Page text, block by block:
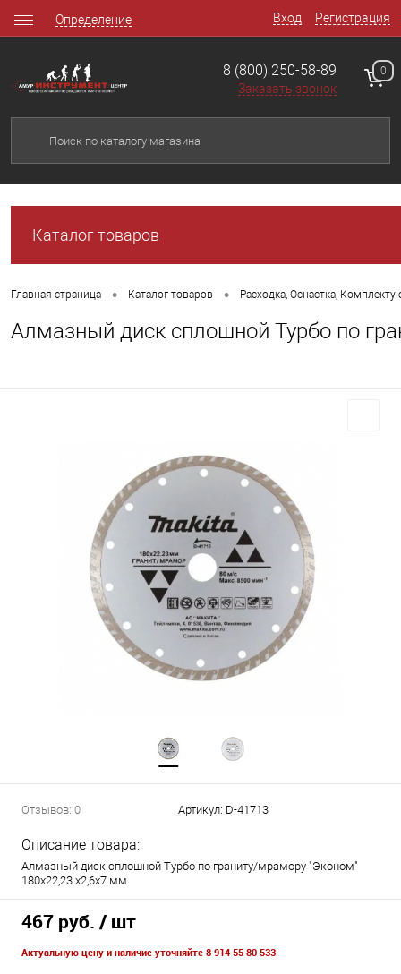
Вход Регистрация
Определение
8 (800) 250-58-89
Заказать звонок
0
Каталог товаров
Главная страница • Каталог товаров • Расходка, Оснастка,
Алмазный диск сплошной Турбо по
Отзывов: 0 Артикул: D-41713
Описание товара:
Алмазный диск сплошной Турбо по граниту/мрамору "Эконом"
180x22,23 x2,6x7 мм
467 руб. / шт
Актуальную цену и наличие уточняйте 8 914 55 80 533